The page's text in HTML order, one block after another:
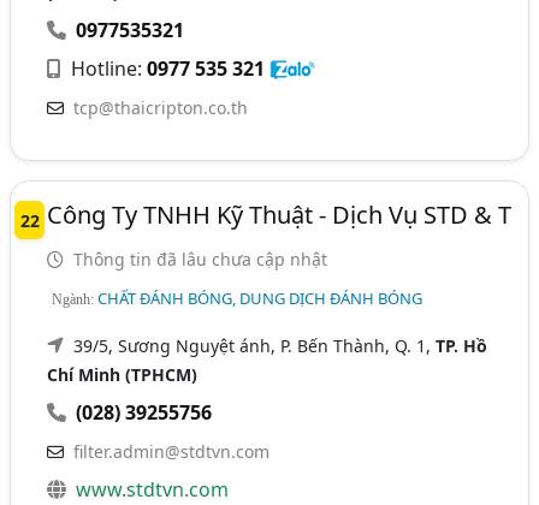
0977535321
Hotline:0977 535 321
tcp@thaicripton.co.th
22 Công Ty TNHH Kỹ Thuật - Dịch Vụ STD & T
Thông tin đã lâu chưa cập nhật
Ngành:CHẤT ĐÁNH BÓNG, DUNG DỊCH ĐÁNH BÓNG
39/5, Sương Nguyệt ánh, P. Bến Thành, Q. 1,TP. Hồ
Chí Minh (TPHCM)
(028) 39255756
filter.admin@stdtvn.com
www.stdtvn.com